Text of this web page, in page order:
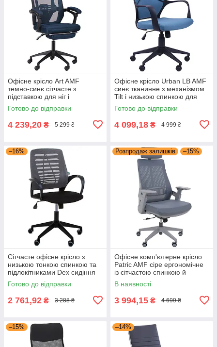
Офісне крісло Art AMF
темно-синє сітчасте з
підставкою для ніг і
регулюванням підлокітників
Готово до відправки
4 239,20 ₴ 5 299 ₴
Офісне крісло Urban LB AMF
синє тканинне з механізмом
Tilt і низькою спинкою для
операторів, працівників,
підлітків
Готово до відправки
4 099,18 ₴ 4 999 ₴
–16%
Сітчасте офісне крісло з
низькою тонкою спинкою та
підлокітниками Dex сидіння
А-1 спинка Сітка Сіра для
персоналу, школярів AMF
Готово до відправки
2 761,92 ₴ 3 288 ₴
Розпродаж залишків –15%
Офісне комп'ютерне крісло
Patric AMF сіре ергономічне
із сітчастою спинкою й
механізмом Tilt для роботи
В наявності
3 994,15 ₴ 4 699 ₴
–15% –14%